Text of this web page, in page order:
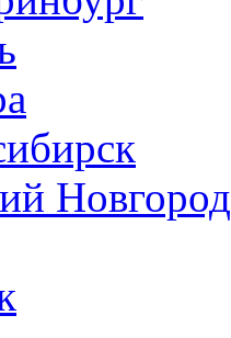
Новгород